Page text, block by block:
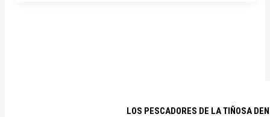
LOS PESCADORES DE LA TIÑOSA